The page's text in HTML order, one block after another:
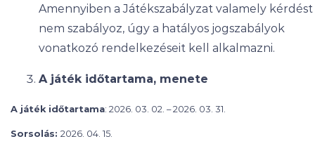
Amennyiben a Játékszabályzat valamely kérdést
nem szabályoz, úgy a hatályos jogszabályok
vonatkozó rendelkezéseit kell alkalmazni.
A játék időtartama, menete
A játék időtartama: 2026. 03. 02. – 2026. 03. 31.
Sorsolás: 2026. 04. 15.